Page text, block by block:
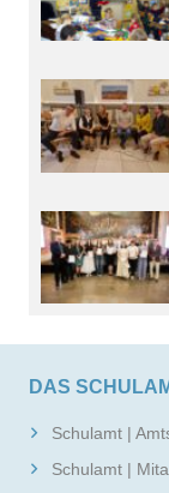
DAS
Schulamt |
Schulamt |